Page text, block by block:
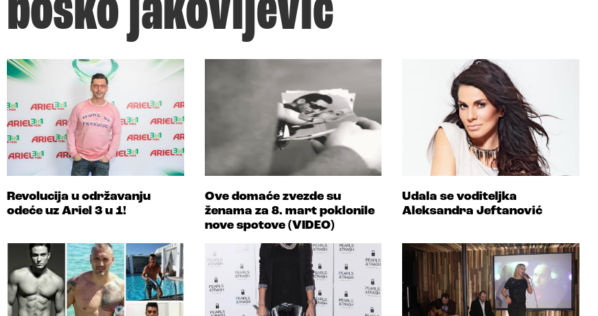
Revolucija u održavanju
odeće uz Ariel 3 u 1!
Ove domaće zvezde su
ženama za 8. mart poklonile
nove spotove (VIDEO)
Udala se voditeljka
Aleksandra Jeftanović